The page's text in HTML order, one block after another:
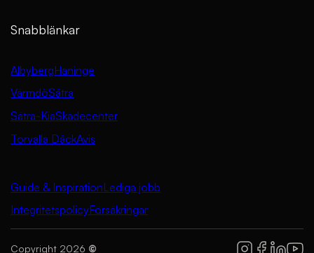
Snabblänkar
AlbybergHaninge
VärmdöSätra
Sätra-KiaSkadecenter
Torvalla DäckAvis
Guide & InspirationLediga jobb
IntegritetspolicyFörsäkringar
Copyright 2026 ©